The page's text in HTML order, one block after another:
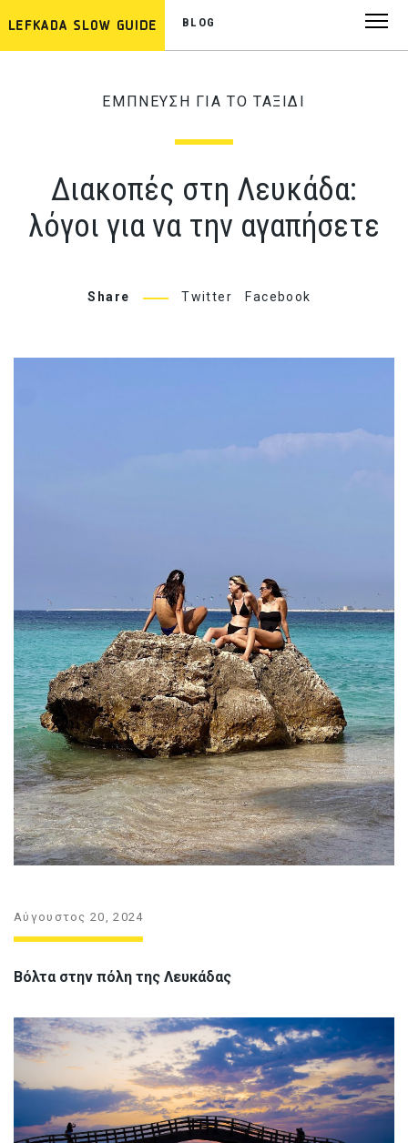
BLOG
ΕΜΠΝΕΥΣΗ ΓΙΑ ΤΟ ΤΑΞΙΔΙ
Διακοπές στη Λευκάδα:
λόγοι για να την αγαπήσετε
Share Twitter Facebook
Αύγουστος 20, 2024
Βόλτα στην πόλη της Λευκάδας